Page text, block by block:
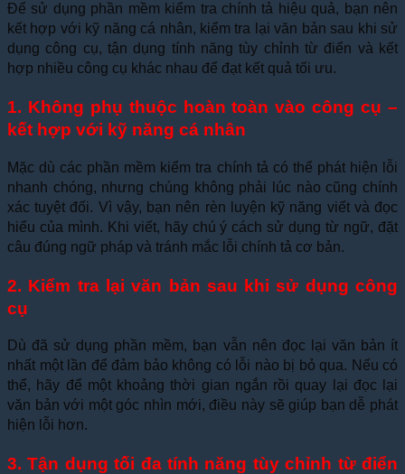
Để sử dụng phần mềm kiểm tra chính tả hiệu quả, bạn nên
kết hợp với kỹ năng cá nhân, kiểm tra lại văn bản sau khi sử
dụng công cụ, tận dụng tính năng tùy chỉnh từ điển và kết
hợp nhiều công cụ khác nhau để đạt kết quả tối ưu.
1. Không phụ thuộc hoàn toàn vào công cụ –
kết hợp với kỹ năng cá nhân
Mặc dù các phần mềm kiểm tra chính tả có thể phát hiện lỗi
nhanh chóng, nhưng chúng không phải lúc nào cũng chính
xác tuyệt đối. Vì vậy, bạn nên rèn luyện kỹ năng viết và đọc
hiểu của mình. Khi viết, hãy chú ý cách sử dụng từ ngữ, đặt
câu đúng ngữ pháp và tránh mắc lỗi chính tả cơ bản.
2. Kiểm tra lại văn bản sau khi sử dụng công
cụ
Dù đã sử dụng phần mềm, bạn vẫn nên đọc lại văn bản ít
nhất một lần để đảm bảo không có lỗi nào bị bỏ qua. Nếu có
thể, hãy để một khoảng thời gian ngắn rồi quay lại đọc lại
văn bản với một góc nhìn mới, điều này sẽ giúp bạn dễ phát
hiện lỗi hơn.
3. Tận dụng tối đa tính năng tùy chỉnh từ điển